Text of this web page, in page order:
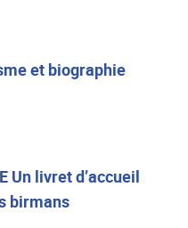
et biographie
Un livret d’accueil
birmans